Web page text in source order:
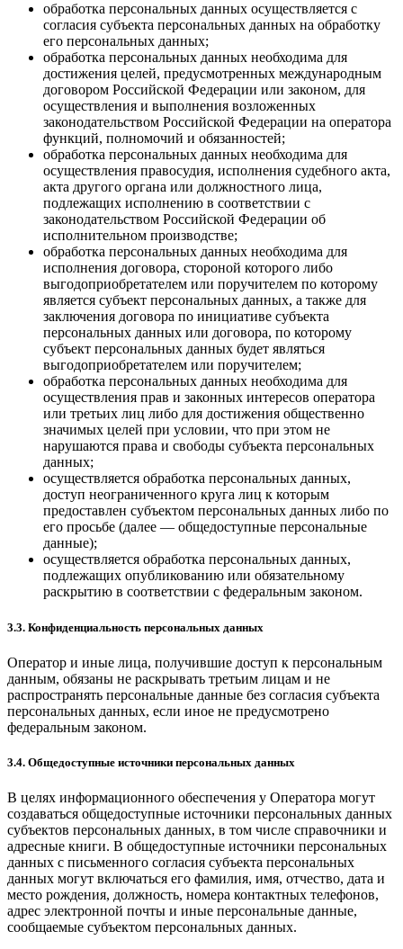
обработка персональных данных осуществляется с
согласия субъекта персональных данных на обработку
его персональных данных;
обработка персональных данных необходима для
достижения целей, предусмотренных международным
договором Российской Федерации или законом, для
осуществления и выполнения возложенных
законодательством Российской Федерации на оператора
функций, полномочий и обязанностей;
обработка персональных данных необходима для
осуществления правосудия, исполнения судебного акта,
акта другого органа или должностного лица,
подлежащих исполнению в соответствии с
законодательством Российской Федерации об
исполнительном производстве;
обработка персональных данных необходима для
исполнения договора, стороной которого либо
выгодоприобретателем или поручителем по которому
является субъект персональных данных, а также для
заключения договора по инициативе субъекта
персональных данных или договора, по которому
субъект персональных данных будет являться
выгодоприобретателем или поручителем;
обработка персональных данных необходима для
осуществления прав и законных интересов оператора
или третьих лиц либо для достижения общественно
значимых целей при условии, что при этом не
нарушаются права и свободы субъекта персональных
данных;
осуществляется обработка персональных данных,
доступ неограниченного круга лиц к которым
предоставлен субъектом персональных данных либо по
его просьбе (далее — общедоступные персональные
данные);
осуществляется обработка персональных данных,
подлежащих опубликованию или обязательному
раскрытию в соответствии с федеральным законом.
3.3. Конфиденциальность персональных данных
Оператор и иные лица, получившие доступ к персональным
данным, обязаны не раскрывать третьим лицам и не
распространять персональные данные без согласия субъекта
персональных данных, если иное не предусмотрено
федеральным законом.
3.4. Общедоступные источники персональных данных
В целях информационного обеспечения у Оператора могут
создаваться общедоступные источники персональных данных
субъектов персональных данных, в том числе справочники и
адресные книги. В общедоступные источники персональных
данных с письменного согласия субъекта персональных
данных могут включаться его фамилия, имя, отчество, дата и
место рождения, должность, номера контактных телефонов,
адрес электронной почты и иные персональные данные,
сообщаемые субъектом персональных данных.